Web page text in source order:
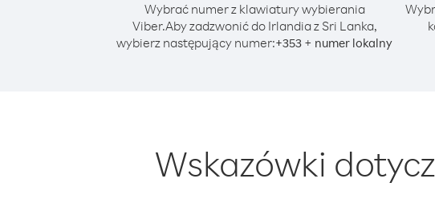
Wybrać numer z klawiatury wybierania
Viber.Aby zadzwonić do Irlandia z Sri Lanka,
wybierz następujący numer:+353 + numer lokalny
Wskazówki